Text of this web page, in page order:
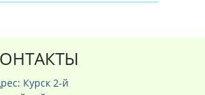
Курск 2-й